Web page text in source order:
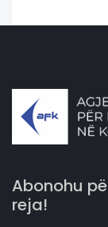
Abonohu
reja!